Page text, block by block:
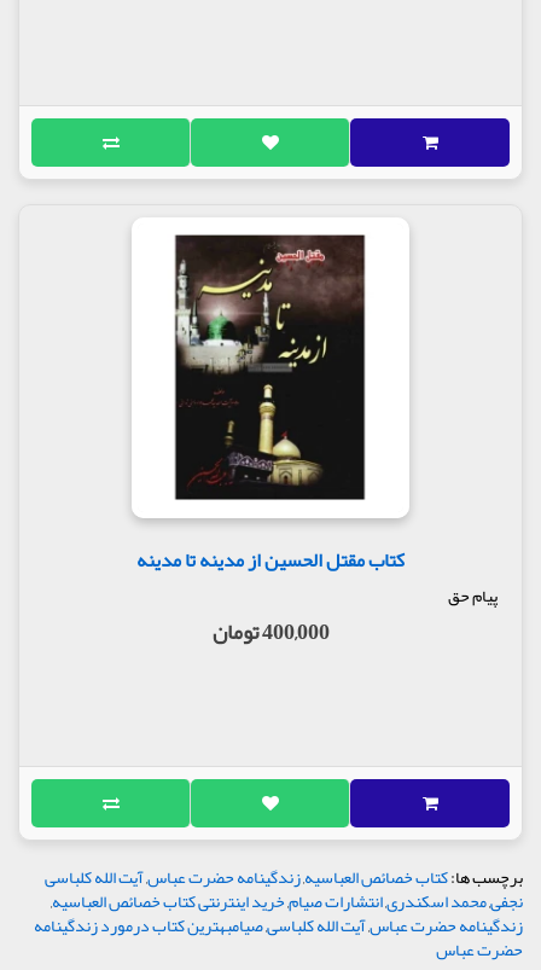
کتاب مقتل الحسین از مدینه تا مدینه
پیام حق
400,000 تومان
برچسب ها:کتاب خصائص العباسیه,زندگینامه حضرت عباس,آیت الله کلباسی
نجفی,محمد اسکندری,انتشارات صیام,خرید اینترنتی کتاب خصائص العباسیه,
زندگینامه حضرت عباس,آیت الله کلباسی,صیامبهترین کتاب درمورد زندگینامه
حضرت عباس